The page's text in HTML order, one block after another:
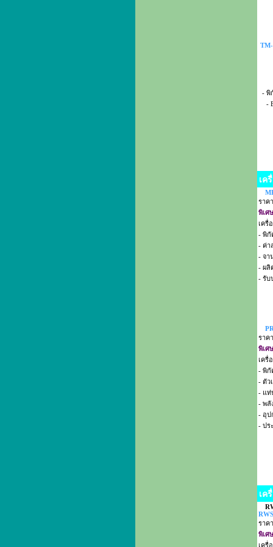
- พิ
-
เค
ราคา
พิเศ
เครื่
- พิกั
- ค่า
- จา
- ผลิ
- รับ
ราคา
พิเศ
เครื่
- พิกั
- ตัว
- แท่
- พลั
- อุป
- ปร
เค
ราคา
พิเศ
เครื่